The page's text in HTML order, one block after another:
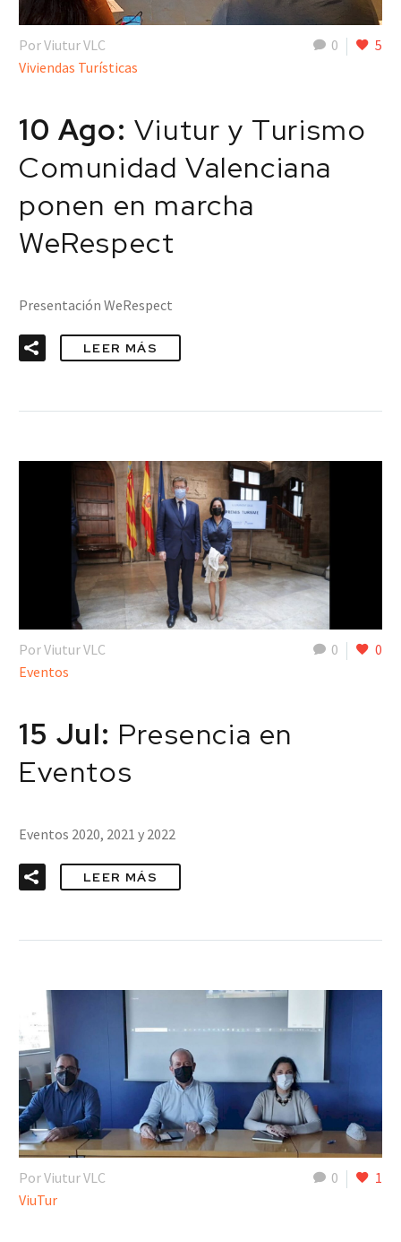
0 5
Por Viutur VLC
Viviendas Turísticas
10 Ago: Viutur y Turismo
Comunidad Valenciana
ponen en marcha
WeRespect
Presentación WeRespect
LEER MÁS
0 0
Por Viutur VLC
Eventos
15 Jul: Presencia en
Eventos
Eventos 2020, 2021 y 2022
LEER MÁS
0 1
Por Viutur VLC
ViuTur